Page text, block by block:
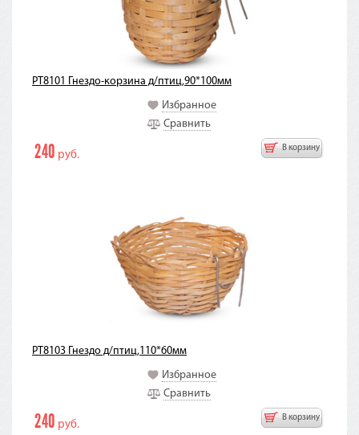
PT8101 Гнездо-корзина д/птиц,90*100мм
Избранное
Сравнить
В корзину
240 руб.
PT8103 Гнездо д/птиц,110*60мм
Избранное
Сравнить
В корзину
240 руб.